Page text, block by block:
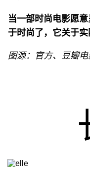
当一部时尚电影愿
于时尚了，它关于实
图源：官方、豆瓣